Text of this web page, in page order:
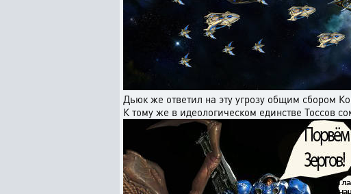
Дьюк же ответил на эту угрозу общим сбором
К тому же в идеологическом единстве Тоссов